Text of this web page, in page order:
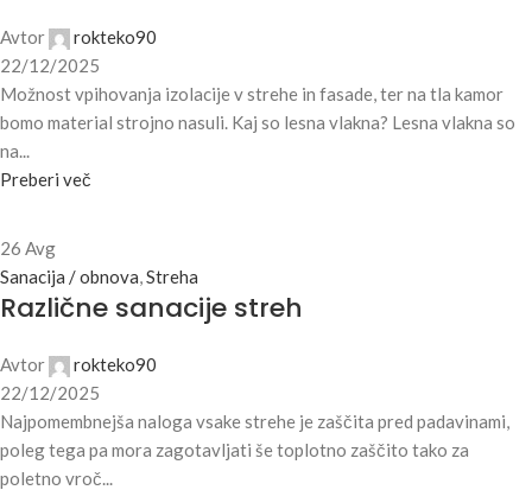
Avtor
rokteko90
22/12/2025
Možnost vpihovanja izolacije v strehe in fasade, ter na tla kamor
bomo material strojno nasuli. Kaj so lesna vlakna? Lesna vlakna so
na...
Preberi več
26 Avg
Sanacija / obnova,Streha
Različne sanacije streh
Avtor
rokteko90
22/12/2025
Najpomembnejša naloga vsake strehe je zaščita pred padavinami,
poleg tega pa mora zagotavljati še toplotno zaščito tako za
poletno vroč...